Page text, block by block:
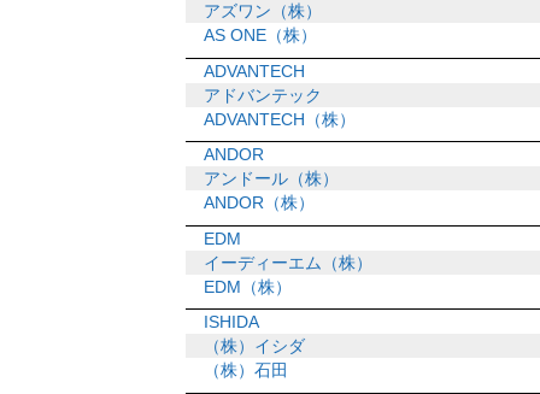
アズワン（株）
AS ONE（株）
ADVANTECH
アドバンテック
ADVANTECH（株）
ANDOR
アンドール（株）
ANDOR（株）
EDM
イーディーエム（株）
EDM（株）
ISHIDA
（株）イシダ
（株）石田